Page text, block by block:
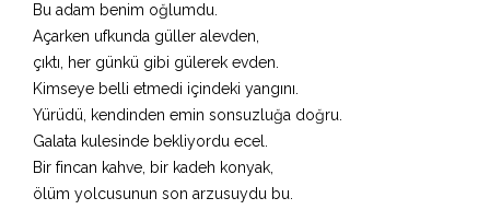
Bu adam benim oğlumdu.
Açarken ufkunda güller alevden,
çıktı, her günkü gibi gülerek evden.
Kimseye belli etmedi içindeki yangını.
Yürüdü, kendinden emin sonsuzluğa doğru.
Galata kulesinde bekliyordu ecel.
Bir fincan kahve, bir kadeh konyak,
ölüm yolcusunun son arzusuydu bu.